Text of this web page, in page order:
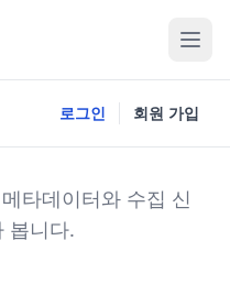
로그인 회원 가입
타데이터와 수집 신
봅니다.